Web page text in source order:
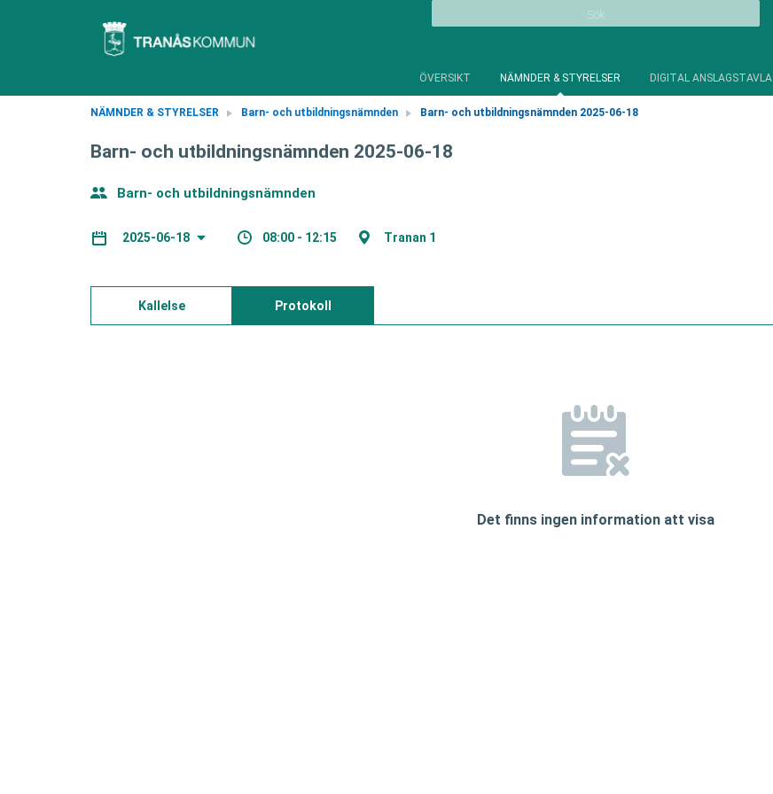
Sök
ÖVERSIKT NÄMNDER & STYRELSER DIGITAL ANSLAGSTAVLA
NÄMNDER & STYRELSER Barn- och utbildningsnämnden Barn- och utbildningsnämnden 2025-06-18
Barn- och utbildningsnämnden 2025-06-18
Barn- och utbildningsnämnden
2025-06-18 08:00 - 12:15 Tranan 1
Kallelse Protokoll
Det finns ingen information att visa